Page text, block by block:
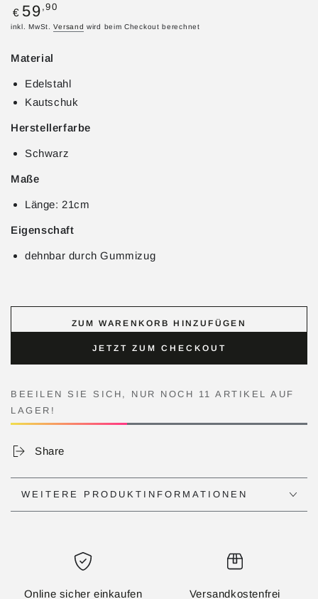
Regulärer
Preis
€ 59 ,90
inkl. MwSt.Versand wird beim Checkout berechnet
Material
Edelstahl
Kautschuk
Herstellerfarbe
Schwarz
Maße
Länge: 21cm
Eigenschaft
dehnbar durch Gummizug
ZUM WARENKORB HINZUFÜGEN
JETZT ZUM CHECKOUT
BEEILEN SIE SICH, NUR NOCH 11 ARTIKEL AUF
LAGER!
Share
WEITERE PRODUKTINFORMATIONEN
Online sicher einkaufen Versandkostenfrei